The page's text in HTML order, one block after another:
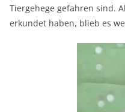
Tiergehege gefahren sind.
erkundet haben, blieb es